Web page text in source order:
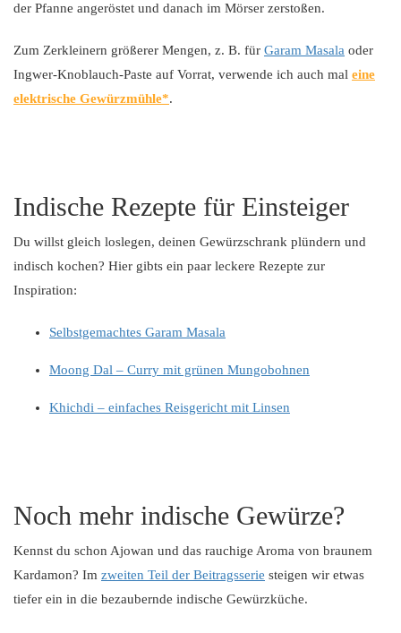
der Pfanne angeröstet und danach im Mörser zerstoßen.
Zum Zerkleinern größerer Mengen, z. B. für Garam Masala oder
Ingwer-Knoblauch-Paste auf Vorrat, verwende ich auch mal eine
elektrische Gewürzmühle .
Indische Rezepte für Einsteiger
Du willst gleich loslegen, deinen Gewürzschrank plündern und
indisch kochen? Hier gibts ein paar leckere Rezepte zur
Inspiration:
Selbstgemachtes Garam Masala
Moong Dal – Curry mit grünen Mungobohnen
Khichdi – einfaches Reisgericht mit Linsen
Noch mehr indische Gewürze?
Kennst du schon Ajowan und das rauchige Aroma von braunem
Kardamon? Im zweiten Teil der Beitragsserie steigen wir etwas
tiefer ein in die bezaubernde indische Gewürzküche.